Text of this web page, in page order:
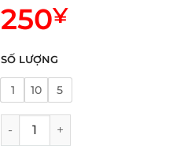
250¥
SỐ LƯỢNG
1 10 5
Chè Nếp Cẩm số lượng